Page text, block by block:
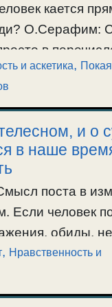
кается
О.Серафим:
в
настрое духа,
своей
Это изменение
что человек
начать менять
,
и аскетика,
и о
в наше
поста в
Если человек
обиды,
злобы,
от
от
, Нравственность и